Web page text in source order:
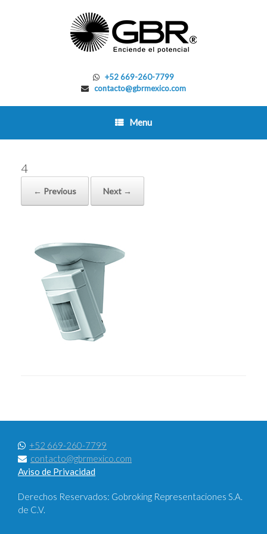
+52 669-260-7799
contacto@gbrmexico.com
Menu
4
← Previous Next →
+52 669-260-7799
contacto@gbrmexico.com
Aviso de Privacidad
Derechos Reservados: Gobroking Representaciones S.A.
de C.V.